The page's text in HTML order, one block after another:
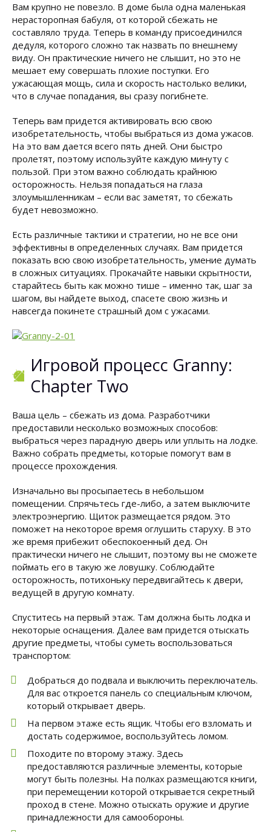
Вам крупно не повезло. В доме была одна маленькая
нерасторопная бабуля, от которой сбежать не
составляло труда. Теперь в команду присоединился
дедуля, которого сложно так назвать по внешнему
виду. Он практические ничего не слышит, но это не
мешает ему совершать плохие поступки. Его
ужасающая мощь, сила и скорость настолько велики,
что в случае попадания, вы сразу погибнете.
Теперь вам придется активировать всю свою
изобретательность, чтобы выбраться из дома ужасов.
На это вам дается всего пять дней. Они быстро
пролетят, поэтому используйте каждую минуту с
пользой. При этом важно соблюдать крайнюю
осторожность. Нельзя попадаться на глаза
злоумышленникам – если вас заметят, то сбежать
будет невозможно.
Есть различные тактики и стратегии, но не все они
эффективны в определенных случаях. Вам придется
показать всю свою изобретательность, умение думать
в сложных ситуациях. Прокачайте навыки скрытности,
старайтесь быть как можно тише – именно так, шаг за
шагом, вы найдете выход, спасете свою жизнь и
навсегда покинете страшный дом с ужасами.
Игровой процесс Granny:
Chapter Two
Ваша цель – сбежать из дома. Разработчики
предоставили несколько возможных способов:
выбраться через парадную дверь или уплыть на лодке.
Важно собрать предметы, которые помогут вам в
процессе прохождения.
Изначально вы просыпаетесь в небольшом
помещении. Спрячьтесь где-либо, а затем выключите
электроэнергию. Щиток размещается рядом. Это
поможет на некоторое время оглушить старуху. В это
же время прибежит обеспокоенный дед. Он
практически ничего не слышит, поэтому вы не сможете
поймать его в такую же ловушку. Соблюдайте
осторожность, потихоньку передвигайтесь к двери,
ведущей в другую комнату.
Спуститесь на первый этаж. Там должна быть лодка и
некоторые оснащения. Далее вам придется отыскать
другие предметы, чтобы суметь воспользоваться
транспортом:
Добраться до подвала и выключить переключатель.
Для вас откроется панель со специальным ключом,
который открывает дверь.
На первом этаже есть ящик. Чтобы его взломать и
достать содержимое, воспользуйтесь ломом.
Походите по второму этажу. Здесь
предоставляются различные элементы, которые
могут быть полезны. На полках размещаются книги,
при перемещении которой открывается секретный
проход в стене. Можно отыскать оружие и другие
принадлежности для самообороны.